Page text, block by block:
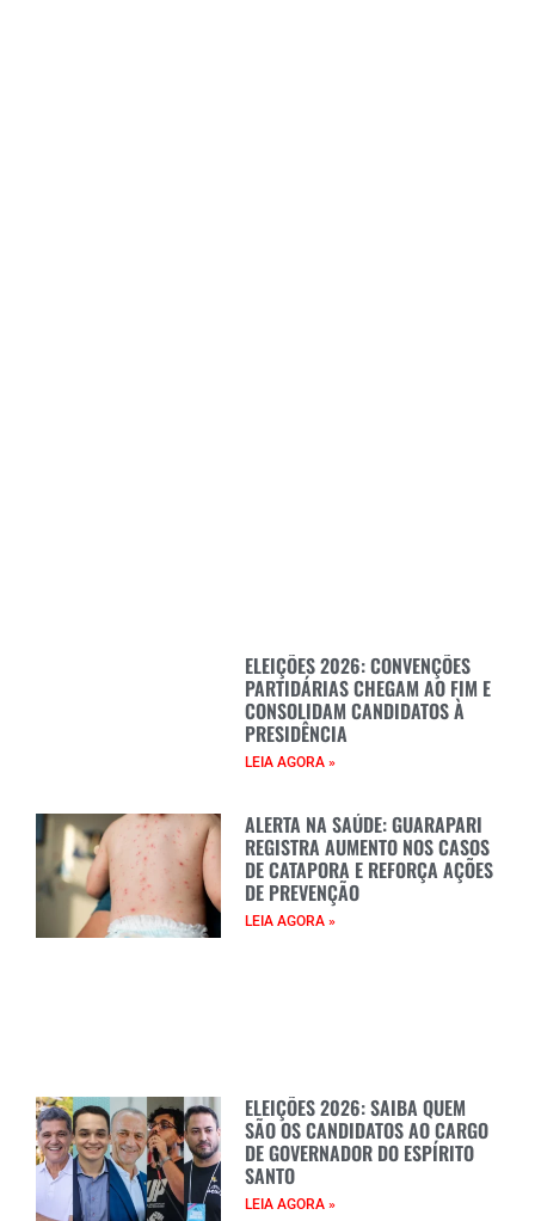
ELEIÇÕES 2026: CONVENÇÕES
PARTIDÁRIAS CHEGAM AO FIM E
CONSOLIDAM CANDIDATOS À
PRESIDÊNCIA
LEIA AGORA »
ALERTA NA SAÚDE: GUARAPARI
REGISTRA AUMENTO NOS CASOS
DE CATAPORA E REFORÇA AÇÕES
DE PREVENÇÃO
LEIA AGORA »
ELEIÇÕES 2026: SAIBA QUEM
SÃO OS CANDIDATOS AO CARGO
DE GOVERNADOR DO ESPÍRITO
SANTO
LEIA AGORA »